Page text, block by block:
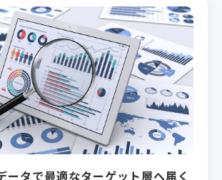
ータで最適なターゲット層へ届く